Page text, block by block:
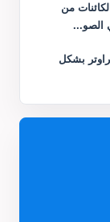
من
الصو...
بشكل